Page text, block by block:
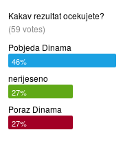
Kakav rezultat ocekujete?
(59 votes)
Pobjeda Dinama
46%
nerijeseno
27%
Poraz Dinama
27%